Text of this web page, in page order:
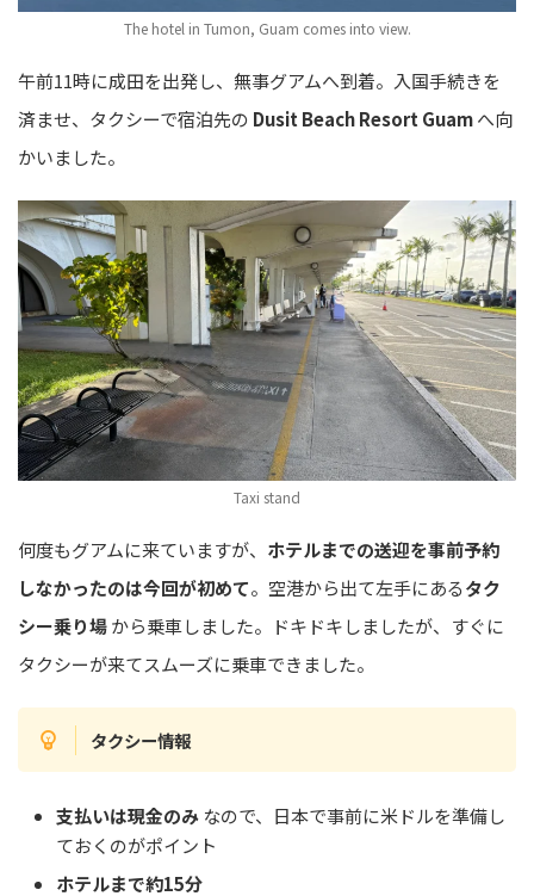
The hotel in Tumon, Guam comes into view.
午前11時に成田を出発し、無事グアムへ到着。入国手続きを
済ませ、タクシーで宿泊先の Dusit Beach Resort Guamへ向
かいました。
Taxi stand
何度もグアムに来ていますが、 ホテルまでの送迎を事前予約
しなかったのは今回が初めて。空港から出て左手にあるタク
シー乗り場から乗車しました。ドキドキしましたが、すぐに
タクシーが来てスムーズに乗車できました。
タクシー情報
支払いは現金のみ なので、日本で事前に米ドルを準備し
ておくのがポイント
ホテルまで約15分